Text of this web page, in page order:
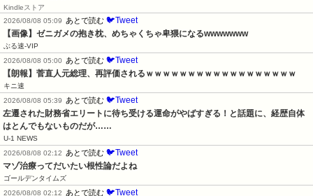
Kindleストア
2026/08/08 05:09
あとで読む 🐦Tweet
【画像】ゼニガメの抱き枕、めちゃくちゃ卑猥になるwwwwwww
ぶる速-VIP
2026/08/08 05:00
あとで読む 🐦Tweet
【朗報】菅直人元総理、再評価されるｗｗｗｗｗｗｗｗｗｗｗｗｗｗｗｗｗｗ
キニ速
2026/08/08 05:39
あとで読む 🐦Tweet
左遷された財務省エリートに待ち受ける運命がやばすぎる！と話題に、経歴自体
はとんでもないものだが……
U-1 NEWS
2026/08/08 02:12
あとで読む 🐦Tweet
マゾ治療ってだいたい根性論だよね
ゴールデンタイムズ
2026/08/08 02:12
あとで読む 🐦Tweet